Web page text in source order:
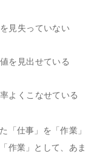
見失っていない
を見出せている
よくこなせている
「仕事」を「作業」
作業」として、あま